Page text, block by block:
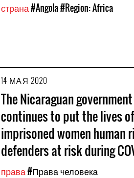
страна#Angola#Region: Africa
14 МАЯ 2020
The Nicaraguan government
continues to put the lives of
imprisoned women human
defenders at risk during
права#Права человека